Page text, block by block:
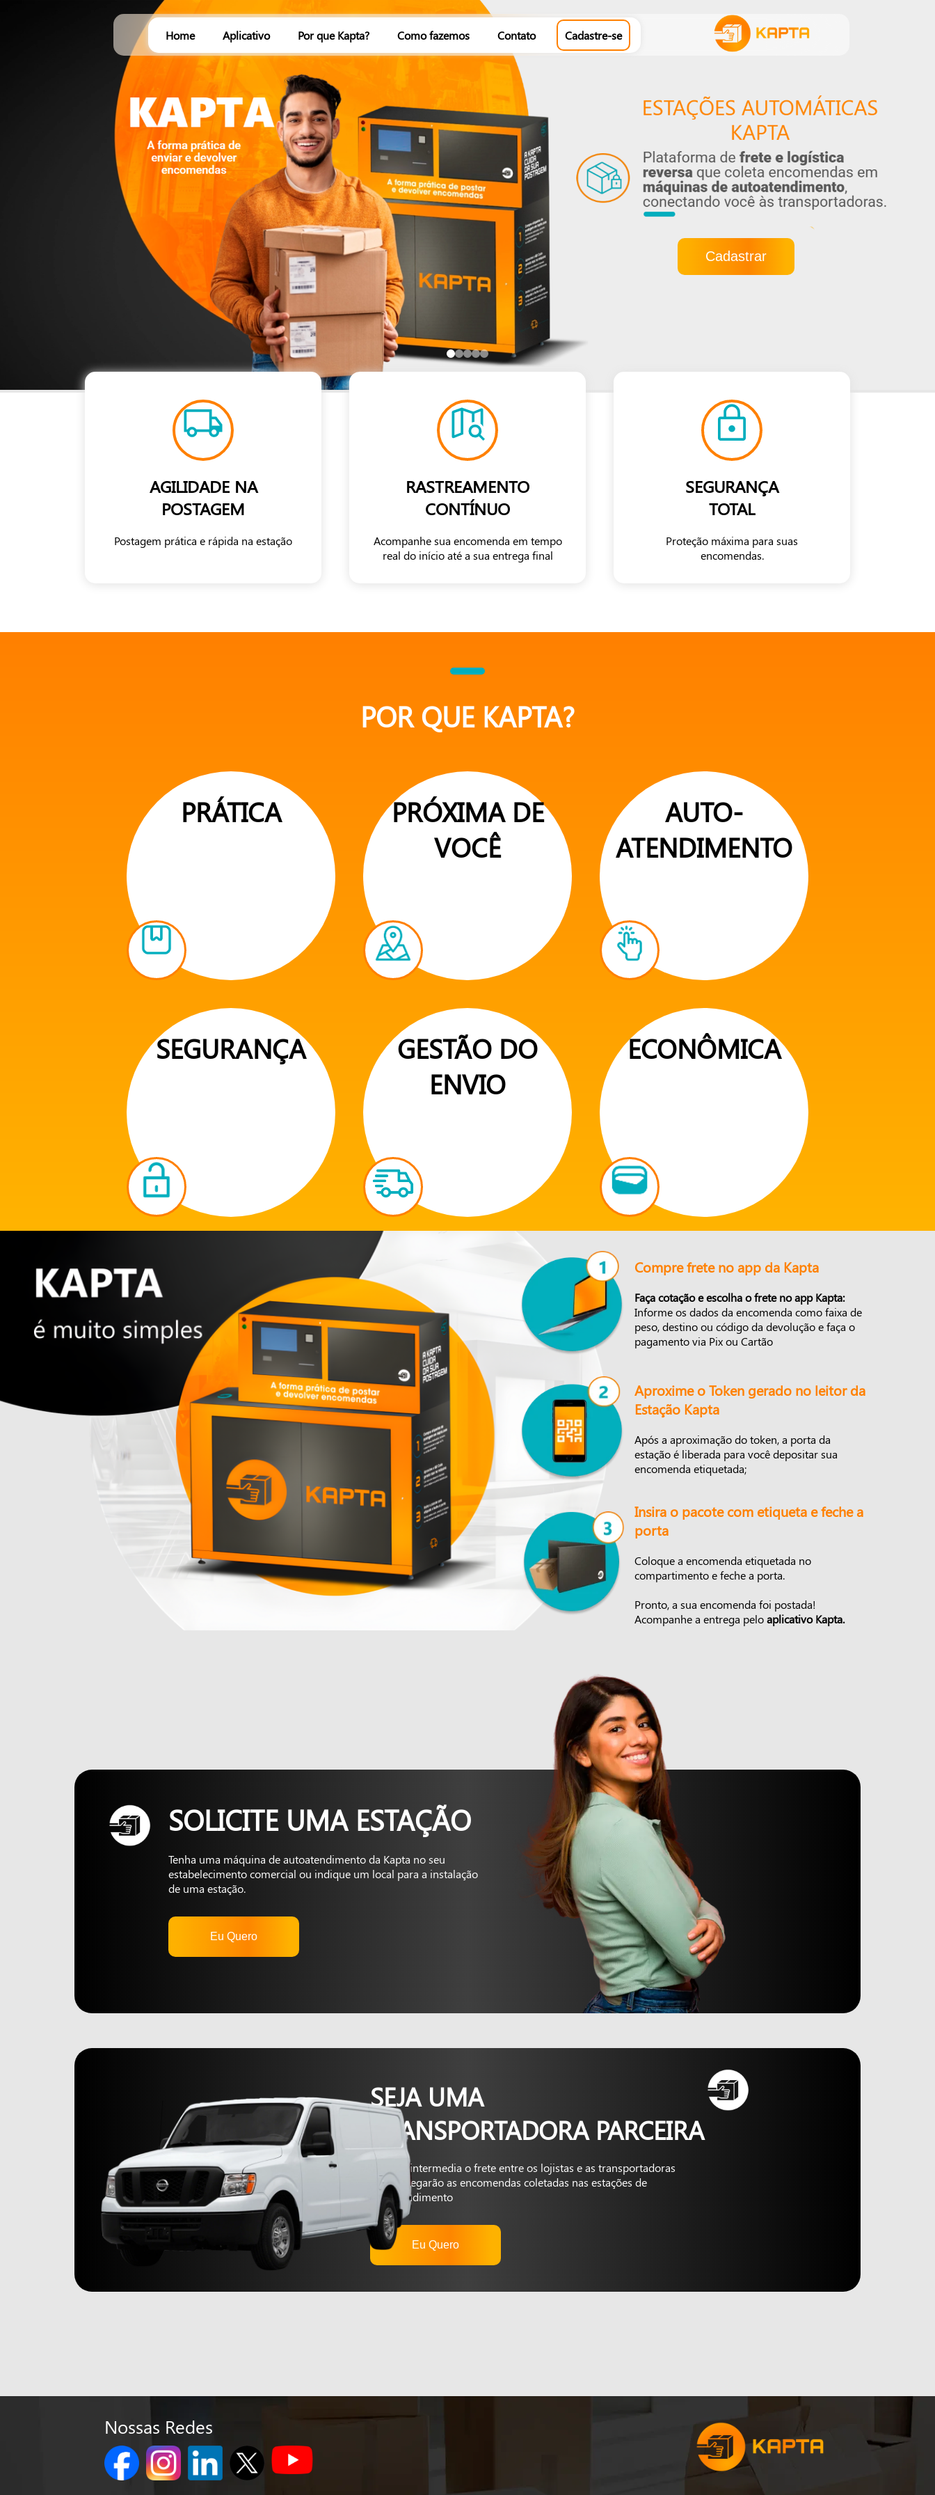
Home Aplicativo Por que Kapta? Como fazemos Contato Cadastre-se
Cadastrar
AGILIDADE NA
POSTAGEM
Postagem prática e rápida na estação
RASTREAMENTO
CONTÍNUO
Acompanhe sua encomenda em tempo
real do início até a sua entrega final
SEGURANÇA
TOTAL
Proteção máxima para suas
encomendas.
POR QUE KAPTA?
PRÁTICA
PRÓXIMA DE
VOCÊ
AUTO-
ATENDIMENTO
SEGURANÇA
GESTÃO DO
ENVIO
ECONÔMICA
Compre frete no app da Kapta
Faça cotação e escolha o frete no app Kapta:
Informe os dados da encomenda como faixa de
peso, destino ou código da devolução e faça o
pagamento via Pix ou Cartão
Aproxime o Token gerado no leitor da
Estação Kapta
Após a aproximação do token, a porta da
estação é liberada para você depositar sua
encomenda etiquetada;
Insira o pacote com etiqueta e feche a
porta
Coloque a encomenda etiquetada no
compartimento e feche a porta.
Pronto, a sua encomenda foi postada!
Acompanhe a entrega peloaplicativo Kapta.
SOLICITE UMA ESTAÇÃO
Tenha uma máquina de autoatendimento da Kapta no seu
estabelecimento comercial ou indique um local para a instalação
de uma estação.
Eu Quero
SEJA UMA
TRANSPORTADORA PARCEIRA
A Kapta intermedia o frete entre os lojistas e as transportadoras
que entregarão as encomendas coletadas nas estações de
autoatendimento
Eu Quero
Nossas Redes